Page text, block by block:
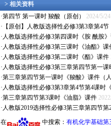
> 相关资料
·第四节 第一课时 羧酸（原创）
2024/5/24
· 【原创】人教版选择性必修3第3章第4
· 人教版选择性必修3第四课时《胺 酰胺
· 人教版选择性必修3第三课时《油酯》课
· 人教版选择性必修3第二课时《酯》课件
· 人教版选择性必修3第三章第四节第一
·第三章第四节第一课时《羧酸》课件（
· 人教版选择性必修3第3章第4节第4课时
·第三章第四节第3课时《油脂》课件
· 人教版2019选择性必修3第三章第四节
在
中搜索： 有机化学基础第